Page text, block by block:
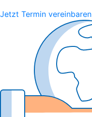
Jetzt Termin vereinbaren